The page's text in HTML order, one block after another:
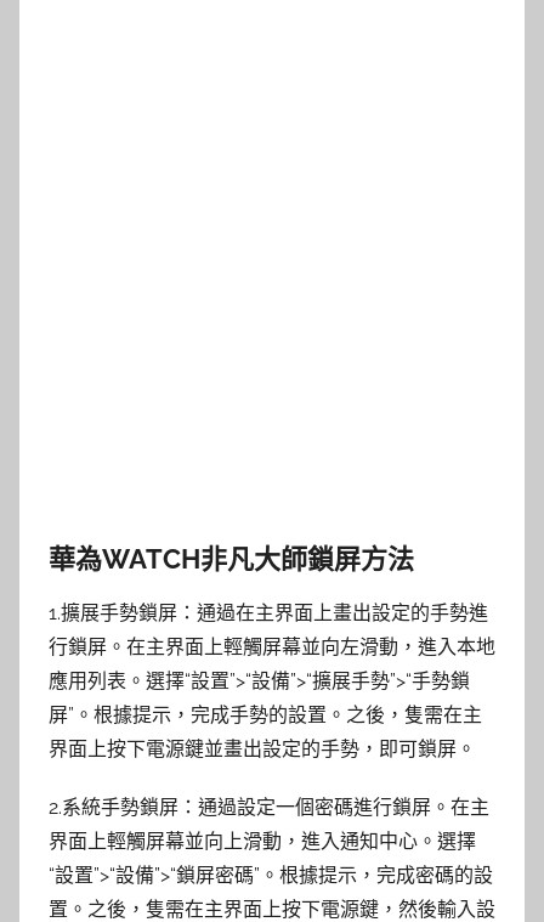
華為WATCH非凡大師鎖屏方法
1.擴展手勢鎖屏：通過在主界面上畫出設定的手勢進
行鎖屏。在主界面上輕觸屏幕並向左滑動，進入本地
應用列表。選擇“設置”>“設備”>“擴展手勢”>“手勢鎖
屏”。根據提示，完成手勢的設置。之後，隻需在主
界面上按下電源鍵並畫出設定的手勢，即可鎖屏。
2.系統手勢鎖屏：通過設定一個密碼進行鎖屏。在主
界面上輕觸屏幕並向上滑動，進入通知中心。選擇
“設置”>“設備”>“鎖屏密碼”。根據提示，完成密碼的設
置。之後，隻需在主界面上按下電源鍵，然後輸入設